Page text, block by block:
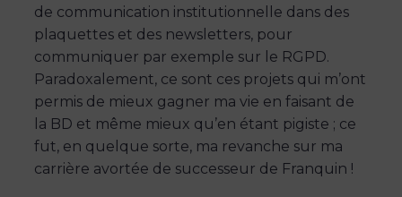
de communication institutionnelle dans des
plaquettes et des newsletters, pour
communiquer par exemple sur le RGPD.
Paradoxalement, ce sont ces projets qui m’ont
permis de mieux gagner ma vie en faisant de
la BD et même mieux qu’en étant pigiste ; ce
fut, en quelque sorte, ma revanche sur ma
carrière avortée de successeur de Franquin !